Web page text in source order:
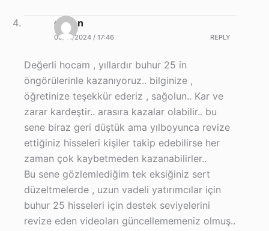
güven
09/01/2024 / 17:46 REPLY
Değerli hocam , yıllardır buhur 25 in
öngörülerinle kazanıyoruz.. bilginize ,
öğretinize teşekkür ederiz , sağolun.. Kar ve
zarar kardeştir.. arasıra kazalar olabilir.. bu
sene biraz geri düştük ama yılboyunca revize
ettiğiniz hisseleri kişiler takip edebilirse her
zaman çok kaybetmeden kazanabilirler..
Bu sene gözlemlediğim tek eksiğiniz sert
düzeltmelerde , uzun vadeli yatırımcılar için
buhur 25 hisseleri için destek seviyelerini
revize eden videoları güncellememeniz olmuş..